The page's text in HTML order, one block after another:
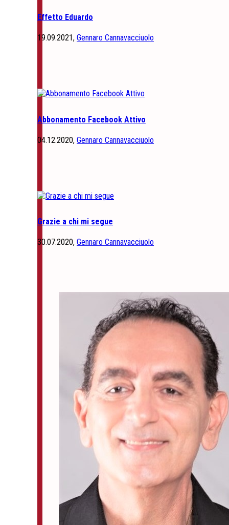
Effetto Eduardo
19.09.2021, Gennaro Cannavacciuolo
Abbonamento Facebook Attivo
04.12.2020, Gennaro Cannavacciuolo
Grazie a chi mi segue
30.07.2020, Gennaro Cannavacciuolo